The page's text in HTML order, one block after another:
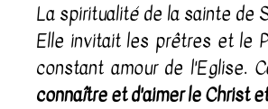
La spiritualité de la sainte de
Elle invitait les prêtres et le
constant amour de l'Eglise.
connaître et d'aimer le Christ